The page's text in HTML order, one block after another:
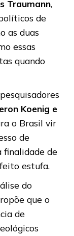
Traumann,
de
as duas
essas
quando
Koenig e
o Brasil vir
de
finalidade de
estufa.
do
que o
de